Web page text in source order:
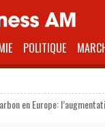
POLITIQUE
en Europe: